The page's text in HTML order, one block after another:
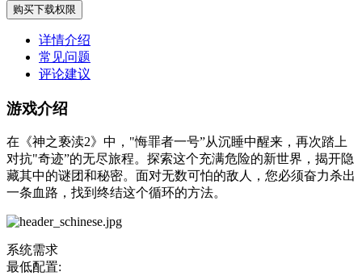
购买下载权限
详情介绍
常见问题
评论建议
游戏介绍
在《神之亵渎2》中，"悔罪者一号”从沉睡中醒来，再次踏上
对抗"奇迹”的无尽旅程。探索这个充满危险的新世界，揭开隐
藏其中的谜团和秘密。面对无数可怕的敌人，您必须奋力杀出
一条血路，找到终结这个循环的方法。
系统需求
最低配置: